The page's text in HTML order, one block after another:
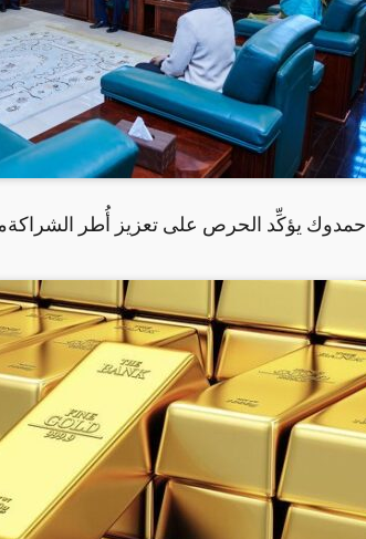
حمدوك يؤكِّد الحرص على تعزيز أُطر الشراكةمع